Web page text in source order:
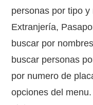
personas por tipo
Extranjería,
buscar por
buscar personas
por numero de
opciones del menu.